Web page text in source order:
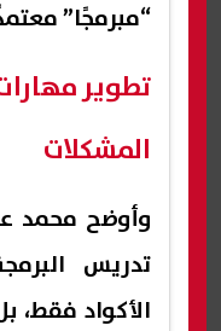
“مبرمجًا”
تطوير
المشكلات
وأوضح محمد
تدريس
الأكواد فقط،